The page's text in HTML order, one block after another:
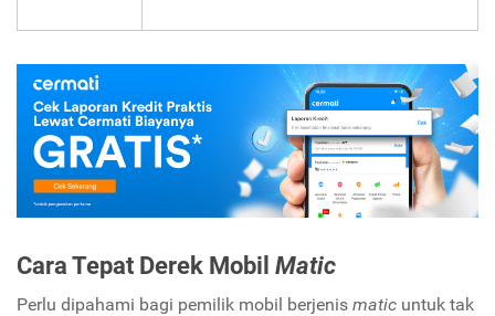
Cara Tepat Derek Mobil Matic
Perlu dipahami bagi pemilik mobil berjenis matic untuk tak